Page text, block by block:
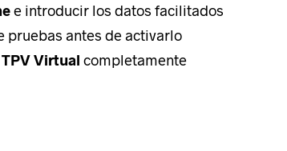
e introducir los datos facilitados
pruebas antes de activarlo
TPV Virtual completamente